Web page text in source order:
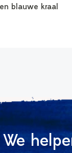
blauwe kraal
We